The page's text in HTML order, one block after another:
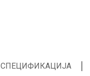
СПЕЦИФИКАЦИЈА